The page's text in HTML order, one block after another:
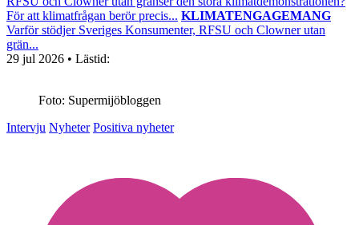
För att klimatfrågan berör precis... KLIMATENGAGEMANG
Varför stödjer Sveriges Konsumenter, RFSU och Clowner utan
grän...
29 jul 2026 • Lästid:
Foto: Supermijöbloggen
Intervju Nyheter Positiva nyheter